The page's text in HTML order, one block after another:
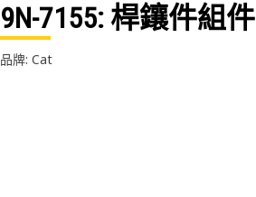
9N-7155: 桿鑲件組件
品牌: Cat